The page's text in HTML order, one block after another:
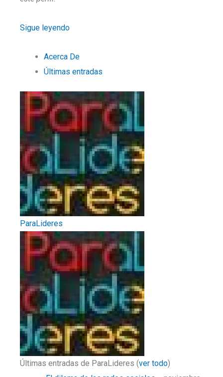
Sigue leyendo
Acerca De
Últimas entradas
ParaLideres
Últimas entradas de ParaLideres (ver todo)